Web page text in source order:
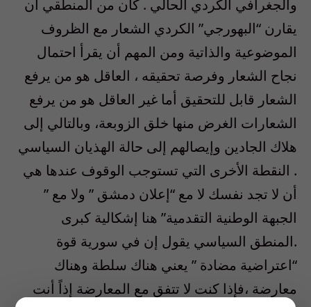
والجغرافي الكردي الحالي . كان من المنطقي أن
يقارن “البهورجي” الكردي الشعار مع الظروف
الموضوعية والذاتية ومن المهم أن يقرأ احتمال
نجاح الشعار وفرصة تحقيقه ، العاقل هو من يرفع
الشعار قابل للتحقيق أما غير العاقل هو من يرفع
الشعارات الغرض منها خلق الزوبعة، وبالتالي إلى
هلاك الجادين وإيصالهم إلى حالة الهذيان السياسي
. النقطة الأخرى التي تستوجب الوقوف عندها هي
أن لا تجد نفسك لا مع “إعلان دمشق ” ولا مع ”
الجبهة الوطنية التقدمية” هنا إشكالية كبرى
.المنطق السياسي يقول إن في سورية قوة
“اعتراضية مضادة ” يعني هناك سلطة وهناك
معارضة ،فإذا كنت لا تتفق مع المعارضة إذاً أنت